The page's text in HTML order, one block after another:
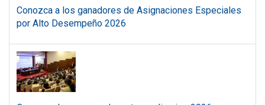
Conozca a los ganadores de Asignaciones Especiales
por Alto Desempeño 2026